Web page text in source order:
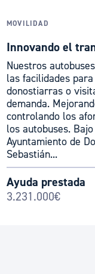
MOVILIDAD
Innovando el
Nuestros
las facilidades
donostiarras o
demanda.
controlando los
los autobuses.
Ayuntamiento de
Sebastián...
Ayuda prestada
3.231.000€